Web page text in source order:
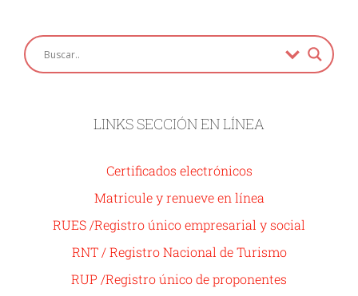
LINKS SECCIÓN EN LÍNEA
Certificados electrónicos
Matricule y renueve en línea
RUES /Registro único empresarial y social
RNT / Registro Nacional de Turismo
RUP /Registro único de proponentes